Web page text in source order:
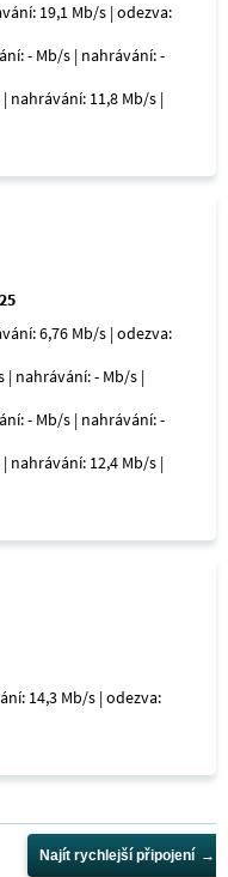
19,1 Mb/s | odezva:
- Mb/s | nahrávání: -
nahrávání: 11,8 Mb/s |
6,76 Mb/s | odezva:
| nahrávání: - Mb/s |
- Mb/s | nahrávání: -
nahrávání: 12,4 Mb/s |
14,3 Mb/s | odezva:
Najít rychlejší připojení